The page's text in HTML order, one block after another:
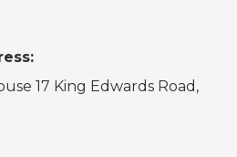
17 King Edwards Road,